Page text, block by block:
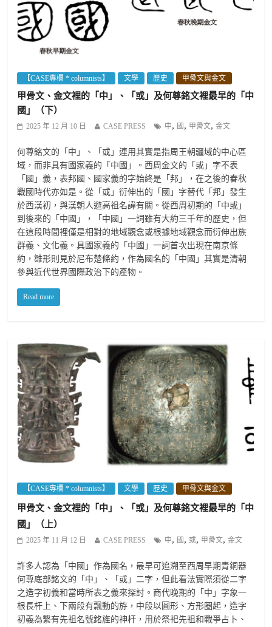
【CASE專欄 * columnists】 文學 歷史 甲骨文與金文
甲骨文、金文裡的「中」、「或」及何尊銘文裡最早的「中
國」（下）
2025 年 12 月 10 日 CASE PRESS 中, 國 , 甲骨文,金文
何尊銘文的「中」、「或」連用其實是指周王朝疆域的中心區
域，而非具有國家義的「中國」。西周金文的「或」字不表
「國」義，表邦國、國家義的字始終是「邦」，在之後的春秋
戰國時代亦如是。從「或」衍伸出的「國」字替代「邦」發生
於西漢初，與漢朝人避高祖名諱有關。從西周初期的「中或」
到後來的「中國」，「中國」一詞雖有大約三千年的歷史，但
在這段時間裡僅是相對的地域觀念或根據地域觀念而衍伸出族
群義、文化義。具國家義的「中國」一詞首次出現在南京條
約，雛形則見於尼布楚條約，作為國名的「中國」其實是清朝
參與近代世界國際政治下的產物。
Read more
【CASE專欄 * columnists】 文學 歷史 甲骨文與金文
甲骨文、金文裡的「中」、「或」及何尊銘文裡最早的「中
國」（上）
2025 年 11 月 12 日 CASE PRESS 中, 國 , 或, 甲骨文,金文
許多人認為「中國」作為國名，最早可追溯至西周早期青銅器
何尊底部銘文的「中」、「或」二字，但此看法實際須從二字
之造字初義和當時所表之義來探討。商代晚期的「中」字象一
根長杆上、下兩段有飄動的斿，中段以圓形、方形圈起，造字
初義為繫有先祖名號銘旌的神杆，用於祭祀先祖和戰爭占卜、